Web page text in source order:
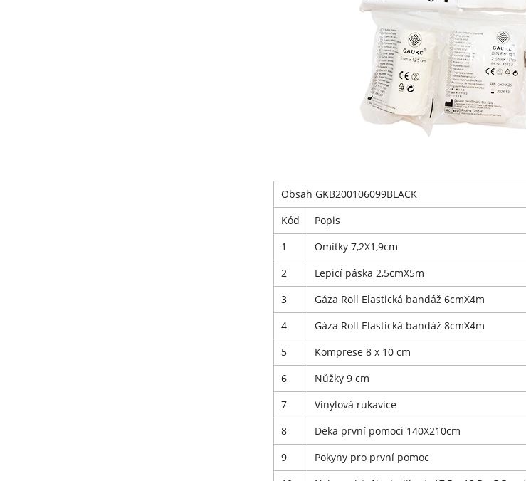
Obsah GKB200106099BLACK
Kód
Popis
1
Omítky 7,2X1,9cm
2
Lepicí páska 2,5cmX5m
3
Gáza Roll Elastická bandáž 6cmX4m
4
Gáza Roll Elastická bandáž 8cmX4m
5
Komprese 8 x 10 cm
6
Nůžky 9 cm
7
Vinylová rukavice
8
Deka první pomoci 140X210cm
9
Pokyny pro první pomoc